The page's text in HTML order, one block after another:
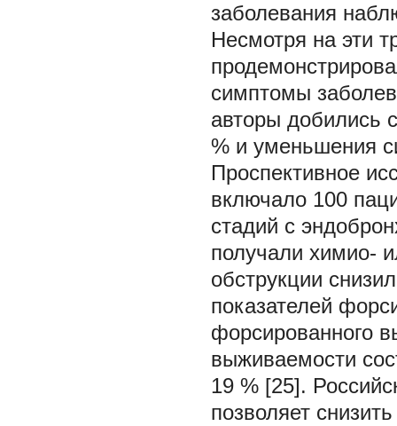
заболевания
Несмотря на эти
симптомы
авторы добились
% и уменьшения
Проспективное
включало 100
стадий с
получали химио-
обструкции
показателей
форсированного
выживаемости
19 % [25].
позволяет